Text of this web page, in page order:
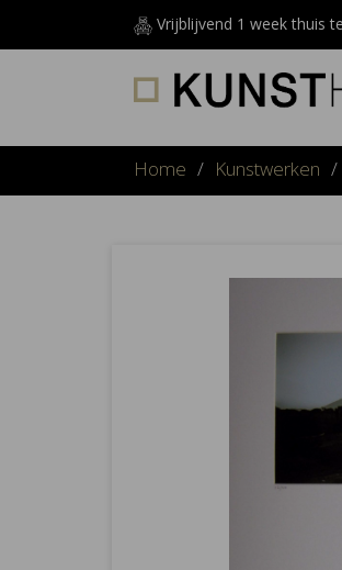
Vrijblijvend 1 week thuis
Home / Kunstwerken /